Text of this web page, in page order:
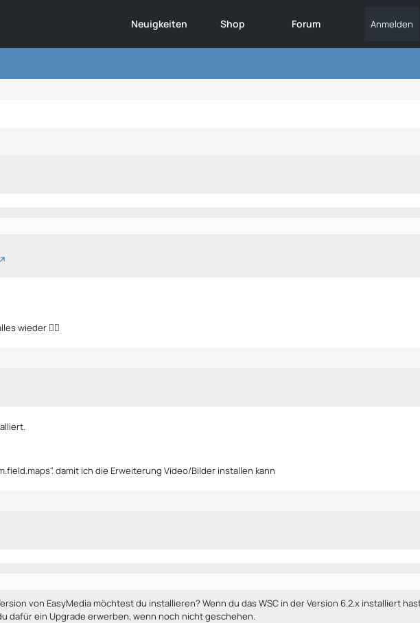
Neuigkeiten Shop Forum Anmelden
wieder 👍🏼
damit ich die Erweiterung Video/Bilder installen kann
von EasyMedia möchtest du installieren? Wenn du das WSC in der Version 6.2.x installiert
dafür ein Upgrade erwerben, wenn noch nicht geschehen.